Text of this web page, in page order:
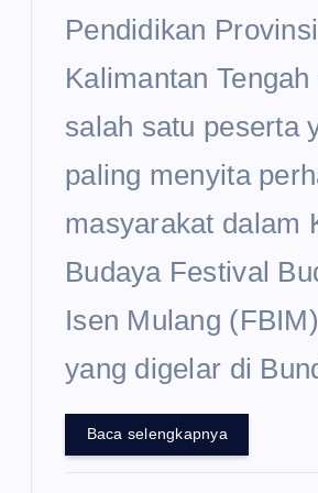
Pendidikan Provinsi
Kalimantan
salah satu peserta
paling menyita
masyarakat dalam
Budaya Festival
Isen Mulang
yang digelar di
Baca selengkapnya